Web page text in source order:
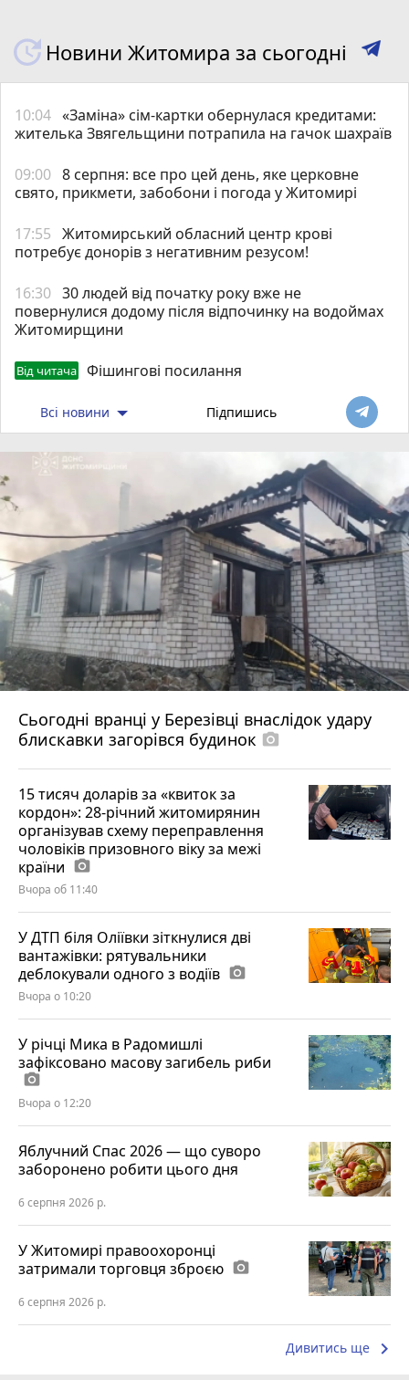
Новини Житомира за сьогодні
10:04 «Заміна» сім-картки обернулася кредитами:
жителька Звягельщини потрапила на гачок шахраїв
09:00 8 серпня: все про цей день, яке церковне
свято, прикмети, забобони і погода у Житомирі
17:55 Житомирський обласний центр крові
потребує донорів з негативним резусом!
16:30 30 людей від початку року вже не
повернулися додому після відпочинку на водоймах
Житомирщини
Від читача Фішингові посилання
Всі новини Підпишись
Сьогодні вранці у Березівці внаслідок удару
блискавки загорівся будинок photo_camera
15 тисяч доларів за «квиток за
кордон»: 28-річний житомирянин
організував схему переправлення
чоловіків призовного віку за межі
країни photo_camera
Вчора об 11:40
У ДТП біля Оліївки зіткнулися дві
вантажівки: рятувальники
деблокували одного з водіїв photo_camera
Вчора о 10:20
У річці Мика в Радомишлі
зафіксовано масову загибель риби
photo_camera
Вчора о 12:20
Яблучний Спас 2026 — що суворо
заборонено робити цього дня
6 серпня 2026 р.
У Житомирі правоохоронці
затримали торговця зброєю photo_camera
6 серпня 2026 р.
Дивитись ще keyboard_arrow_right